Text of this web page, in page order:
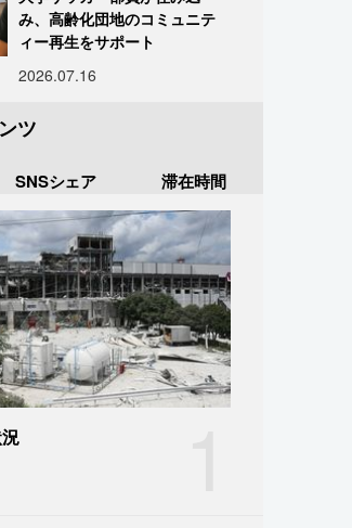
み、高齢化団地のコミュニテ
ィー再生をサポート
2026.07.16
ツ
SNSシェア 滞在時間